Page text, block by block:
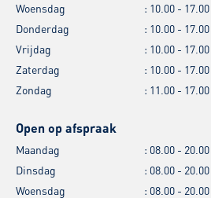
Woensdag
: 10.00 - 17.00
Donderdag
: 10.00 - 17.00
Vrijdag
: 10.00 - 17.00
Zaterdag
: 10.00 - 17.00
Zondag
: 11.00 - 17.00
Open op afspraak
Maandag
: 08.00 - 20.00
Dinsdag
: 08.00 - 20.00
Woensdag
: 08.00 - 20.00